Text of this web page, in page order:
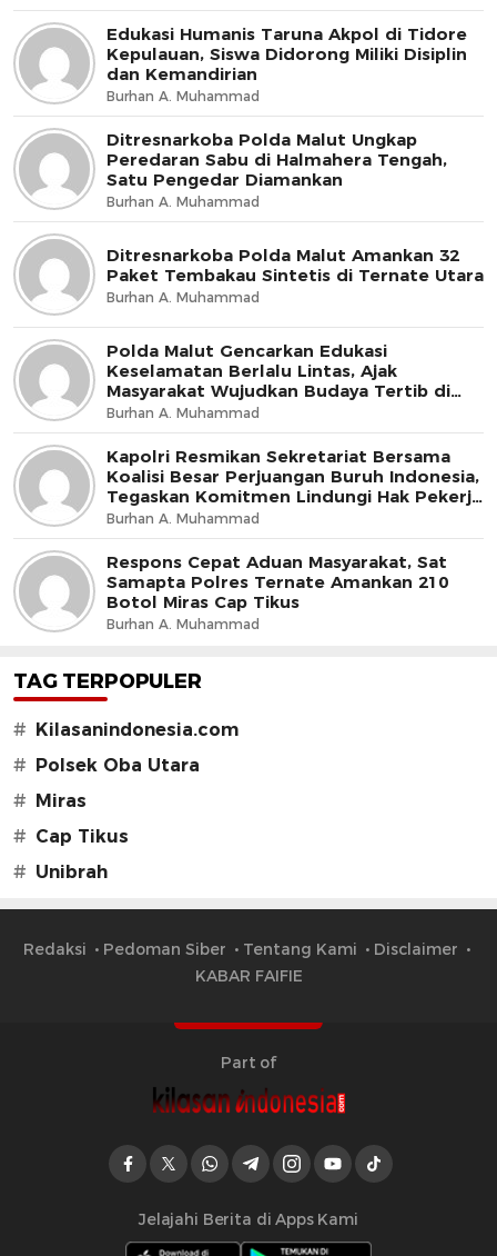
Edukasi Humanis Taruna Akpol di Tidore
Kepulauan, Siswa Didorong Miliki Disiplin
dan Kemandirian
Burhan A. Muhammad
Ditresnarkoba Polda Malut Ungkap
Peredaran Sabu di Halmahera Tengah,
Satu Pengedar Diamankan
Burhan A. Muhammad
Ditresnarkoba Polda Malut Amankan 32
Paket Tembakau Sintetis di Ternate Utara
Burhan A. Muhammad
Polda Malut Gencarkan Edukasi
Keselamatan Berlalu Lintas, Ajak
Masyarakat Wujudkan Budaya Tertib di
Jalan
Burhan A. Muhammad
Kapolri Resmikan Sekretariat Bersama
Koalisi Besar Perjuangan Buruh Indonesia,
Tegaskan Komitmen Lindungi Hak Pekerja
dan Jaga Iklim Investasi
Burhan A. Muhammad
Respons Cepat Aduan Masyarakat, Sat
Samapta Polres Ternate Amankan 210
Botol Miras Cap Tikus
Burhan A. Muhammad
TAG TERPOPULER
#
Kilasanindonesia.com
#
Polsek Oba Utara
#
Miras
# Cap Tikus
# Unibrah
Redaksi Pedoman Siber Tentang Kami
Disclaimer
KABAR FAIFIE
Part of
Jelajahi Berita di Apps Kami